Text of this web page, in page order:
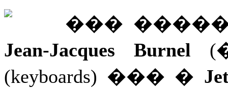
���
Jean-Jacques Burnel
(keyboards) ��� �